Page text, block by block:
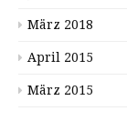
März 2018
April 2015
März 2015